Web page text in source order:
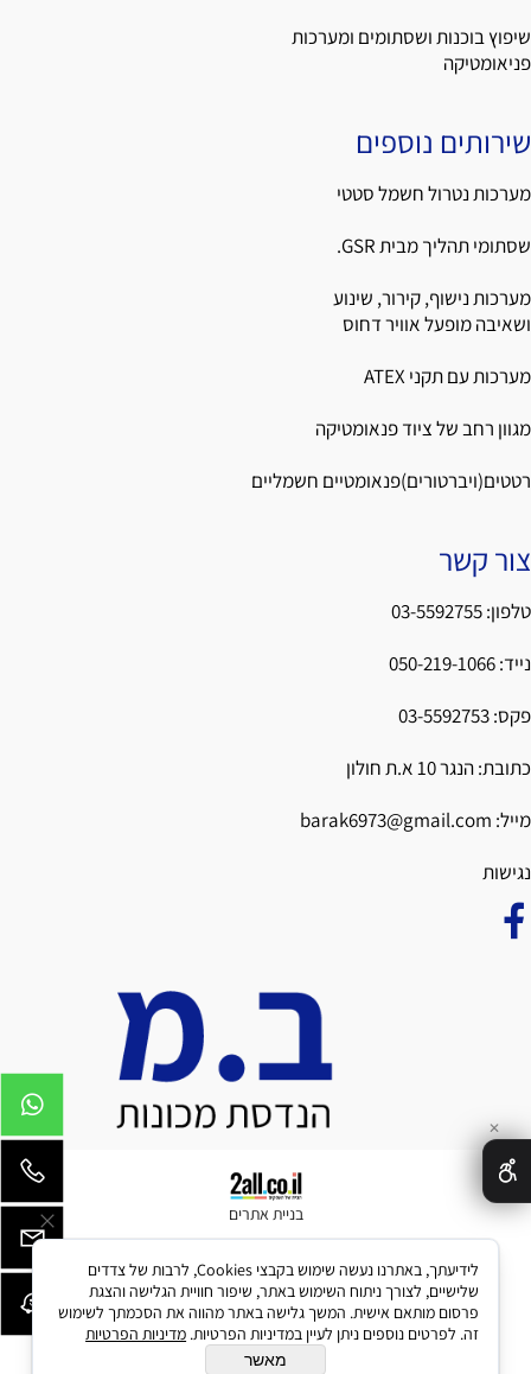
שיפוץ בוכנות ושסתומים ומערכות
פניאומטיקה
שירותים נוספים
מערכות נטרול חשמל סטטי
שסתומי תהליך מבית GSR.
מערכות נישוף, קירור, שינוע
ושאיבה מופעל אוויר דחוס
מערכות עם תקני ATEX
מגוון רחב של ציוד פנאומטיקה
רטטים(ויברטורים)פנאומטיים חשמליים
צור קשר
טלפון:03-5592755
נייד:050-219-1066
פקס:
כתובת: הנגר 10 א.ת חולון
מייל: barak6973@gmail.com
נגישות
בניית אתרים
✕
לידיעתך, באתרנו נעשה שימוש בקבצי Cookies, לרבות של צדדים
שלישיים, לצורך ניתוח השימוש באתר, שיפור חוויית הגלישה והצגת
פרסום מותאם אישית. המשך גלישה באתר מהווה את הסכמתך לשימוש
זה. לפרטים נוספים ניתן לעיין במדיניות הפרטיות. מדיניות הפרטיות
מאשר